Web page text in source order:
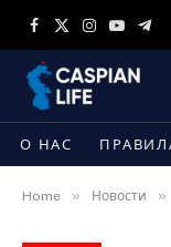
Facebook
X
Instagram
YouTube
О НАС
Home » Новости »